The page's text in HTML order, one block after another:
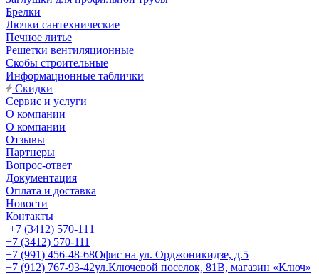
Брелки
Лючки сантехнические
Печное литье
Решетки вентиляционные
Скобы строительные
Информационные таблички
Скидки
Сервис и услуги
О компании
О компании
Отзывы
Партнеры
Вопрос-ответ
Документация
Оплата и доставка
Новости
Контакты
+7 (3412) 570-111
+7 (3412) 570-111
+7 (991) 456-48-68Офис на ул. Орджоникидзе, д.5
+7 (912) 767-93-42ул.Ключевой поселок, 81В, магазин «Ключ»